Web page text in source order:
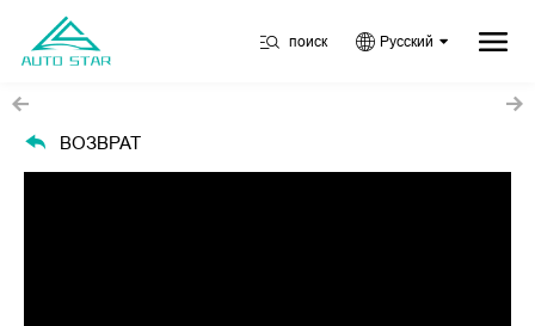
поиск Русский
ВОЗВРАТ